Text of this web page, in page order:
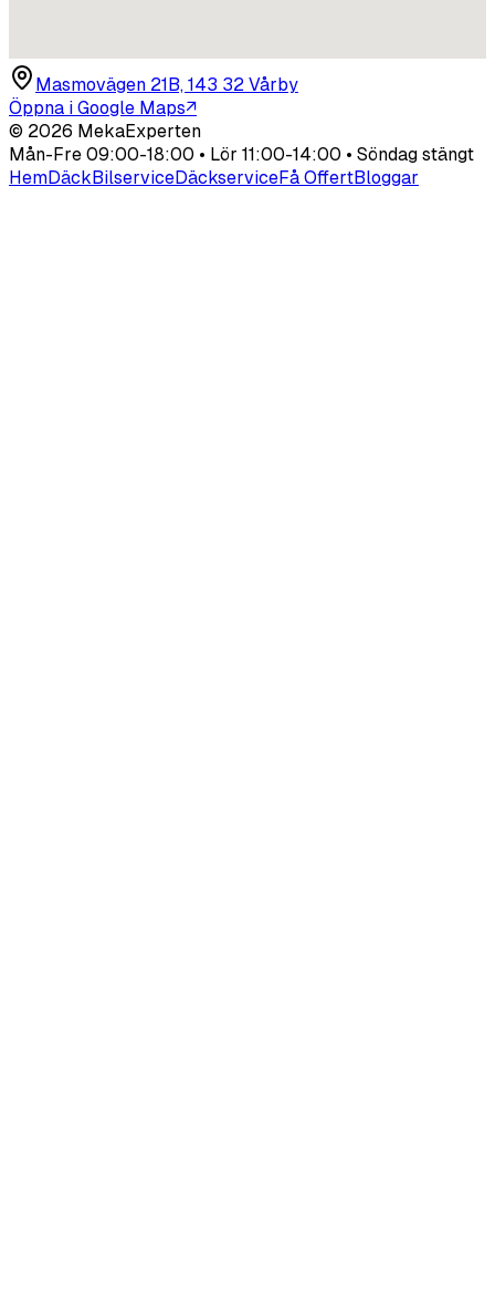
Masmovägen 21B, 143 32 Vårby
Öppna i Google Maps↗
© 2026 MekaExperten
Mån-Fre 09:00-18:00 • Lör 11:00-14:00 • Söndag stängt
HemDäck BilserviceDäckserviceFå OffertBloggar